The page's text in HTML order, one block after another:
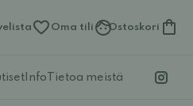
Oma tili Ostoskori
Info Tietoa meistä